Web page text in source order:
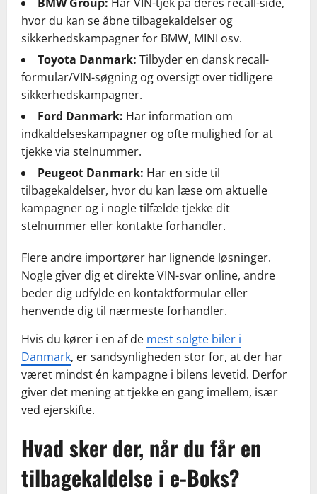
hvor du kan se åbne tilbagekaldelser og
sikkerhedskampagner for BMW, MINI osv.
Toyota Danmark: Tilbyder en dansk recall-
formular/VIN-søgning og oversigt over tidligere
sikkerhedskampagner.
Ford Danmark: Har information om
indkaldelseskampagner og ofte mulighed for at
tjekke via stelnummer.
Peugeot Danmark: Har en side til
tilbagekaldelser, hvor du kan læse om aktuelle
kampagner og i nogle tilfælde tjekke dit
stelnummer eller kontakte forhandler.
Flere andre importører har lignende løsninger.
Nogle giver dig et direkte VIN-svar online, andre
beder dig udfylde en kontaktformular eller
henvende dig til nærmeste forhandler.
Hvis du kører i en af de mest solgte biler i
Danmark, er sandsynligheden stor for, at der har
været mindst én kampagne i bilens levetid. Derfor
giver det mening at tjekke en gang imellem, især
ved ejerskifte.
Hvad sker der, når du får en
tilbagekaldelse i e-Boks?